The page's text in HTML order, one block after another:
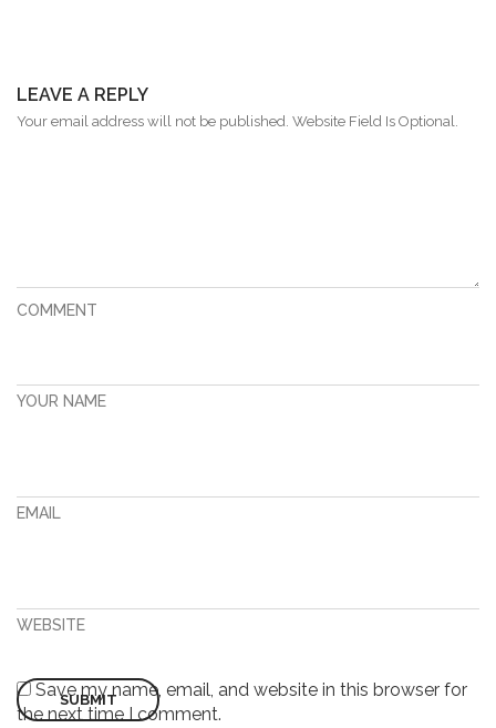
LEAVE A REPLY
Your email address will not be published. Website Field Is Optional.
COMMENT
YOUR NAME
EMAIL
WEBSITE
Save my name, email, and website in this browser for
the next time I comment.